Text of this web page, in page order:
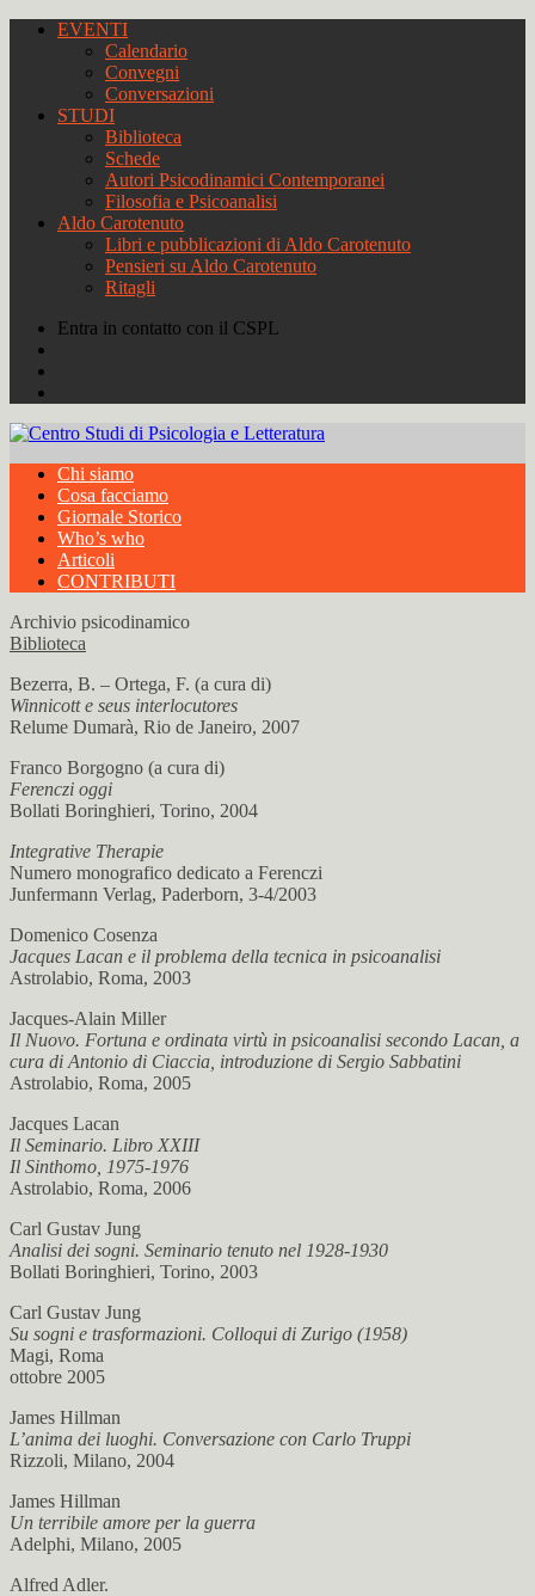
EVENTI
Calendario
Convegni
Conversazioni
STUDI
Biblioteca
Schede
Autori Psicodinamici Contemporanei
Filosofia e Psicoanalisi
Aldo Carotenuto
Libri e pubblicazioni di Aldo Carotenuto
Pensieri su Aldo Carotenuto
Ritagli
Entra in contatto con il CSPL
Chi siamo
Cosa facciamo
Giornale Storico
Who’s who
Articoli
CONTRIBUTI
Archivio psicodinamico
Biblioteca
Bezerra, B. – Ortega, F. (a cura di)
Winnicott e seus interlocutores
Relume Dumarà, Rio de Janeiro, 2007
Franco Borgogno (a cura di)
Ferenczi oggi
Bollati Boringhieri, Torino, 2004
Integrative Therapie
Numero monografico dedicato a Ferenczi
Junfermann Verlag, Paderborn, 3-4/2003
Domenico Cosenza
Jacques Lacan e il problema della tecnica in psicoanalisi
Astrolabio, Roma, 2003
Jacques-Alain Miller
Il Nuovo. Fortuna e ordinata virtù in psicoanalisi secondo Lacan, a
cura di Antonio di Ciaccia, introduzione di Sergio Sabbatini
Astrolabio, Roma, 2005
Jacques Lacan
Il Seminario. Libro XXIII
Il Sinthomo, 1975-1976
Astrolabio, Roma, 2006
Carl Gustav Jung
Analisi dei sogni. Seminario tenuto nel 1928-1930
Bollati Boringhieri, Torino, 2003
Carl Gustav Jung
Su sogni e trasformazioni. Colloqui di Zurigo (1958)
Magi, Roma
ottobre 2005
James Hillman
L’anima dei luoghi. Conversazione con Carlo Truppi
Rizzoli, Milano, 2004
James Hillman
Un terribile amore per la guerra
Adelphi, Milano, 2005
Alfred Adler.